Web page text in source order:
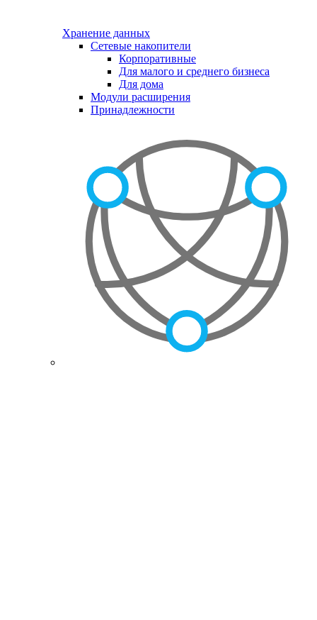
Хранение данных
Сетевые накопители
Корпоративные
Для малого и среднего бизнеса
Для дома
Модули расширения
Принадлежности